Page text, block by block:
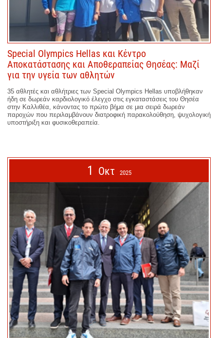
Special Olympics Hellas και Κέντρο
Αποκατάστασης και Αποθεραπείας Θησέας: Μαζί
για την υγεία των αθλητών
35 αθλητές και αθλήτριες των Special Olympics Hellas υποβλήθηκαν
ήδη σε δωρεάν καρδιολογικό έλεγχο στις εγκαταστάσεις του Θησέα
στην Καλλιθέα, κάνοντας το πρώτο βήμα σε μια σειρά δωρεάν
παροχών που περιλαμβάνουν διατροφική παρακολούθηση, ψυχολογική
υποστήριξη και φυσικοθεραπεία.
1 Οκτ 2025